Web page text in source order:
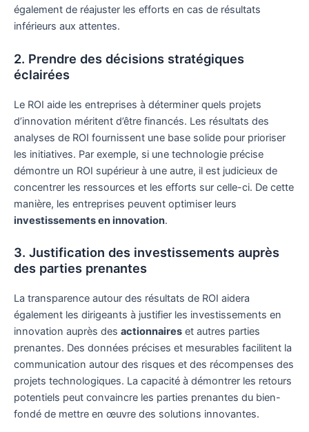
également de réajuster les efforts en cas de résultats
inférieurs aux attentes.
2. Prendre des décisions stratégiques
éclairées
Le ROI aide les entreprises à déterminer quels projets
d’innovation méritent d’être financés. Les résultats des
analyses de ROI fournissent une base solide pour prioriser
les initiatives. Par exemple, si une technologie précise
démontre un ROI supérieur à une autre, il est judicieux de
concentrer les ressources et les efforts sur celle-ci. De cette
manière, les entreprises peuvent optimiser leurs
investissements en innovation.
3. Justification des investissements auprès
des parties prenantes
La transparence autour des résultats de ROI aidera
également les dirigeants à justifier les investissements en
innovation auprès des actionnaires et autres parties
prenantes. Des données précises et mesurables facilitent la
communication autour des risques et des récompenses des
projets technologiques. La capacité à démontrer les retours
potentiels peut convaincre les parties prenantes du bien-
fondé de mettre en œuvre des solutions innovantes.